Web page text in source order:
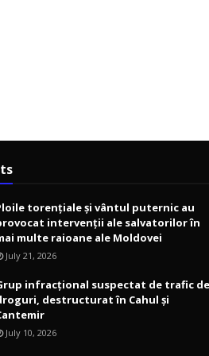
torențiale și vântul puternic au
intervenții ale salvatorilor în
multe raioane ale Moldovei
July 21, 2026
infracțional suspectat de trafic de
destructurat în Cahul și
July 10, 2026